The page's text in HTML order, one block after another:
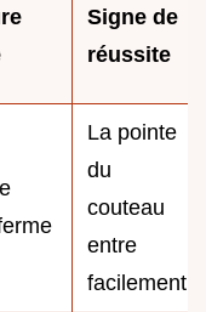
Signe de
réussite
La pointe
du
couteau
entre
facilement